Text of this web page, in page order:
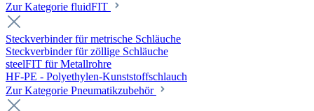
Zur Kategorie fluidFIT
Steckverbinder für metrische Schläuche
Steckverbinder für zöllige Schläuche
steelFIT für Metallrohre
HF-PE - Polyethylen-Kunststoffschlauch
Zur Kategorie Pneumatikzubehör